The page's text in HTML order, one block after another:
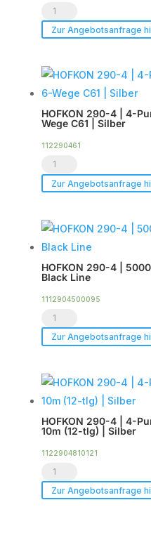
(8-
tlg)
Silber
Menge
HOFKON
290-
|
Punkt
Traversenkreisteil
(8-
tlg)
Black
Line
Menge
Zur Angebotsanfrage
HOFKON 290-4 | 4-
Wege C61 | Silber
112290461
HOFKON
290-
|
Punkt
Traverse
Ecke
6-
C61
|
Silber
Menge
Zur Angebotsanfrage
HOFKON 290-4 |
Black Line
1112904500095
HOFKON
290-
|
5000mm |
4-
Punkt
Black
Line
Zur Angebotsanfrage
HOFKON 290-4 | 4-
10m (12-tlg) | Silber
1122904810121
HOFKON
290-
Zur Angebotsanfrage